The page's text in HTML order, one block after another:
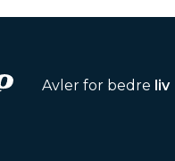
Avler for bedre liv